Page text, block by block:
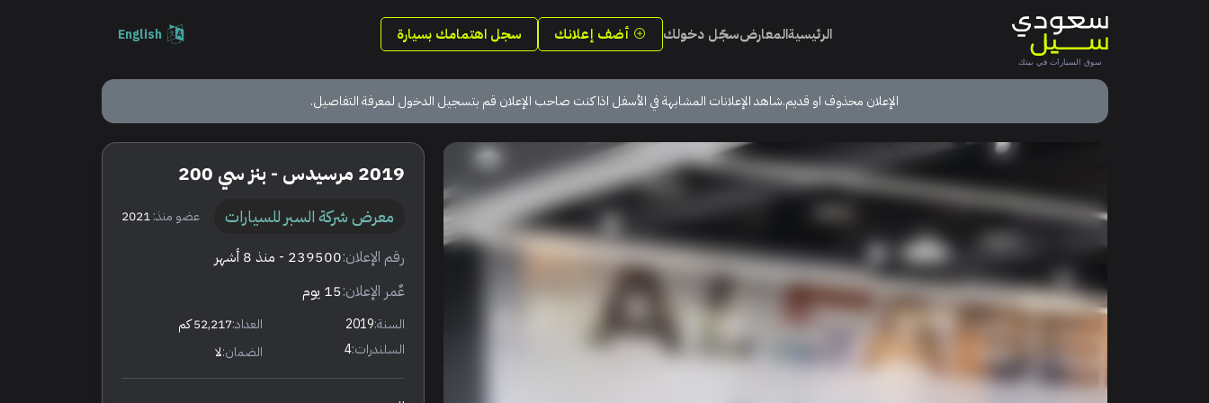
الرئيسيةالمعارضسجّل دخولك أضف إعلانك سجل اهتمامك بسيارة English
الإعلان محذوف او قديم.شاهد الإعلانات المشابهة في الأسفل اذا كنت صاحب الإعلان قم بتسجيل الدخول لمعرفة التفاصيل.
2019 مرسيدس - بنز سي 200
معرض شركة السبر للسيارات عضو منذ:2021
رقم الإعلان:239500 - منذ 8 أشهر
عٌمر الإعلان:15 يوم
السنة:2019 العداد:52,217 كم
السلندرات:4 الضمان:لا